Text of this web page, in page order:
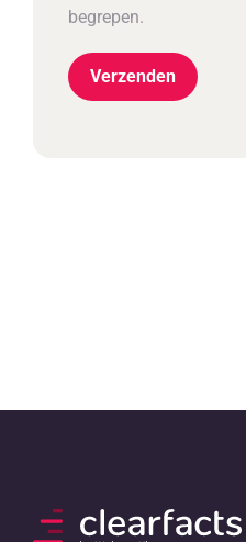
begrepen.